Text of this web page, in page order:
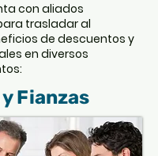
con aliados
trasladar al
de descuentos y
en diversos
Fianzas